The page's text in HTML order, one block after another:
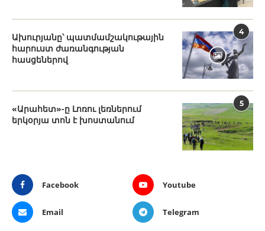
4
Ախուրյանը՝ պատմամշակութային
հարուստ ժառանգության
հասցեներով
5
«Արահետ»-ը Լոռու լեռներում
երկօրյա տոն է խոստանում
Facebook Youtube
Email Telegram